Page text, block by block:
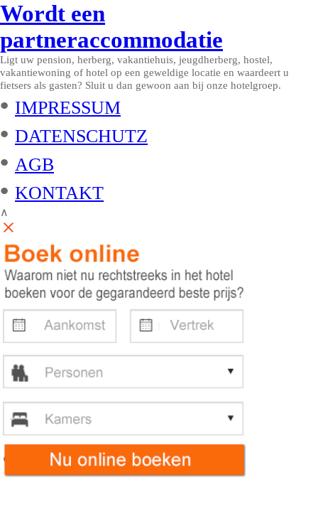
Wordt een
partneraccommodatie
Ligt uw pension, herberg, vakantiehuis, jeugdherberg, hostel,
vakantiewoning of hotel op een geweldige locatie en waardeert u
fietsers als gasten? Sluit u dan gewoon aan bij onze hotelgroep.
• IMPRESSUM
• DATENSCHUTZ
• AGB
• KONTAKT
∧